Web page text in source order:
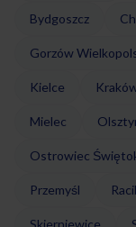
Bydgoszcz
Gorzów
Kielce
Mielec
Ostrowiec
Przemyśl
Skierniewice